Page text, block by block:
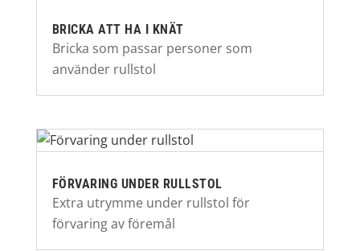
BRICKA ATT HA I KNÄT
Bricka som passar personer som
använder rullstol
FÖRVARING UNDER RULLSTOL
Extra utrymme under rullstol för
förvaring av föremål